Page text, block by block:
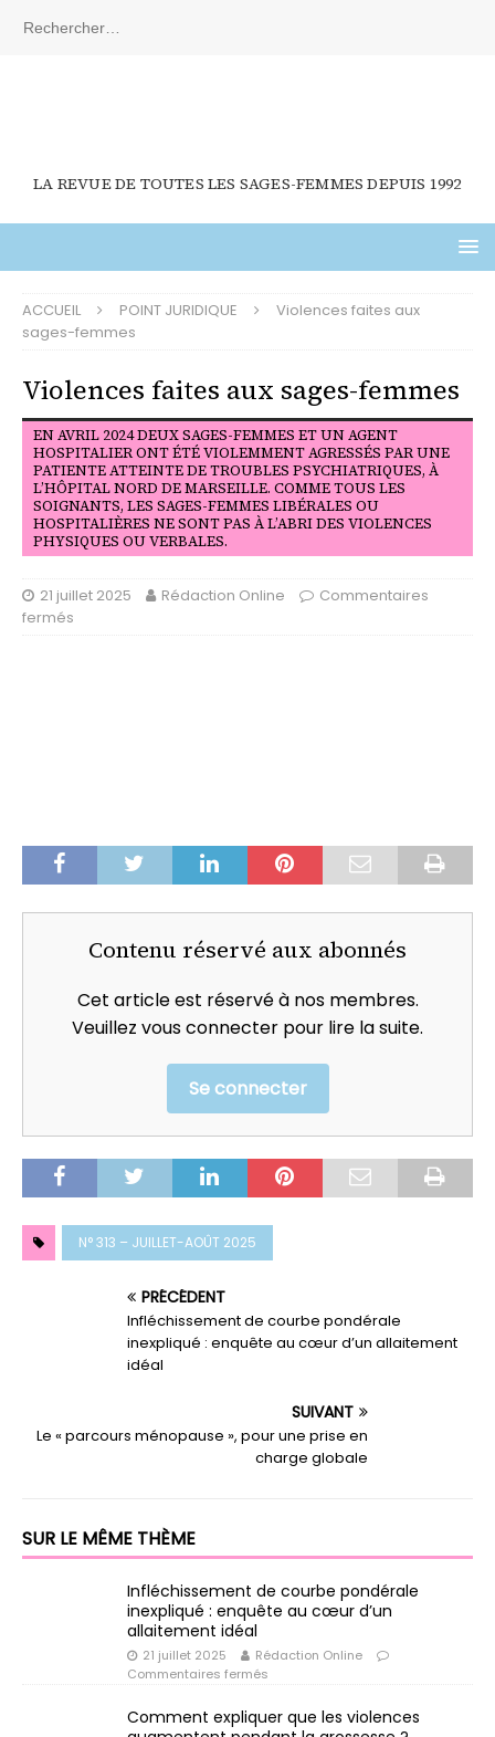
LA REVUE DE TOUTES LES SAGES-FEMMES DEPUIS 1992
ACCUEIL POINT JURIDIQUE
Violences faites aux
sages-femmes
Violences faites aux sages-femmes
EN AVRIL 2024 DEUX SAGES-FEMMES ET UN AGENT
HOSPITALIER ONT ÉTÉ VIOLEMMENT AGRESSÉS PAR UNE
PATIENTE ATTEINTE DE TROUBLES PSYCHIATRIQUES, À
L’HÔPITAL NORD DE MARSEILLE. COMME TOUS LES
SOIGNANTS, LES SAGES-FEMMES LIBÉRALES OU
HOSPITALIÈRES NE SONT PAS À L’ABRI DES VIOLENCES
PHYSIQUES OU VERBALES.
21 juillet 2025 Rédaction Online
Commentaires
fermés
Contenu réservé aux abonnés
Cet article est réservé à nos membres.
Veuillez vous connecter pour lire la suite.
Se connecter
N° 313 – JUILLET-AOÛT 2025
PRÉCÉDENT
Infléchissement de courbe pondérale
inexpliqué : enquête au cœur d’un allaitement
idéal
SUIVANT
Le « parcours ménopause », pour une prise en
charge globale
SUR LE MÊME THÈME
Infléchissement de courbe pondérale
inexpliqué : enquête au cœur d’un
allaitement idéal
21 juillet 2025
Rédaction Online
Commentaires fermés
Comment expliquer que les violences